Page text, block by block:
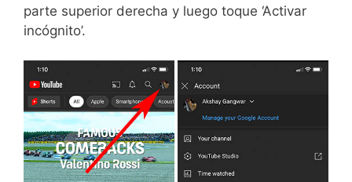
parte superior derecha y luego toque ‘Activar
incógnito’.